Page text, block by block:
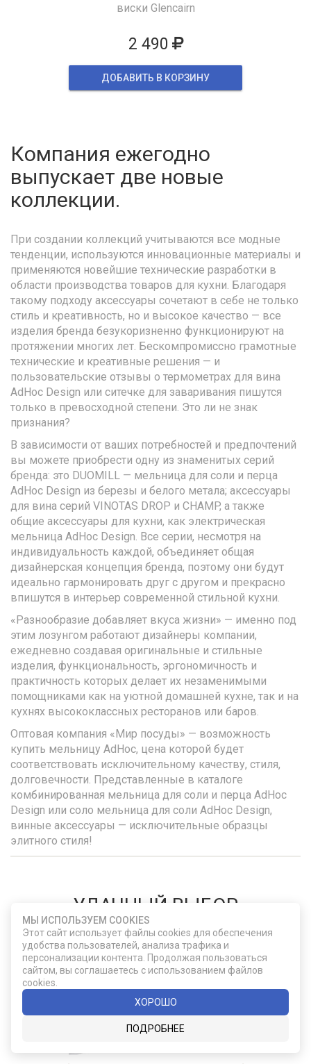
виски Glencairn
2 490
ДОБАВИТЬ В КОРЗИНУ
Компания ежегодно
выпускает две новые
коллекции.
При создании коллекций учитываются все модные
тенденции, используются инновационные материалы и
применяются новейшие технические разработки в
области производства товаров для кухни. Благодаря
такому подходу аксессуары сочетают в себе не только
стиль и креативность, но и высокое качество — все
изделия бренда безукоризненно функционируют на
протяжении многих лет. Бескомпромиссно грамотные
технические и креативные решения — и
пользовательские отзывы о термометрах для вина
AdHoc Design или ситечке для заваривания пишутся
только в превосходной степени. Это ли не знак
признания?
В зависимости от ваших потребностей и предпочтений
вы можете приобрести одну из знаменитых серий
бренда: это DUOMILL — мельница для соли и перца
AdHoc Design из березы и белого метала; аксессуары
для вина серий VINOTAS DROP и CHAMP, а также
общие аксессуары для кухни, как электрическая
мельница AdHoc Design. Все серии, несмотря на
индивидуальность каждой, объединяет общая
дизайнерская концепция бренда, поэтому они будут
идеально гармонировать друг с другом и прекрасно
впишутся в интерьер современной стильной кухни.
«Разнообразие добавляет вкуса жизни» — именно под
этим лозунгом работают дизайнеры компании,
ежедневно создавая оригинальные и стильные
изделия, функциональность, эргономичность и
практичность которых делает их незаменимыми
помощниками как на уютной домашней кухне, так и на
кухнях высококлассных ресторанов или баров.
Оптовая компания «Мир посуды» — возможность
купить мельницу AdHoc, цена которой будет
соответствовать исключительному качеству, стиля,
долговечности. Представленные в каталоге
комбинированная мельница для соли и перца AdHoc
Design или соло мельница для соли AdHoc Design,
винные аксессуары — исключительные образцы
элитного стиля!
УДАЧНЫЙ ВЫБОР
МЫ ИСПОЛЬЗУЕМ COOKIES
Этот сайт использует файлы cookies для обеспечения
удобства пользователей, анализа трафика и
персонализации контента. Продолжая пользоваться
сайтом, вы соглашаетесь с использованием файлов
cookies.
ХОРОШО
ПОДРОБНЕЕ